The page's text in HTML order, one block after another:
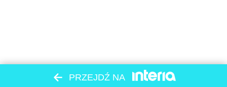
PRZEJDŹ NA